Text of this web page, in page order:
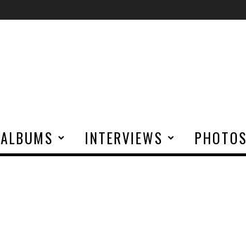
ALBUMS INTERVIEWS PHOTOS